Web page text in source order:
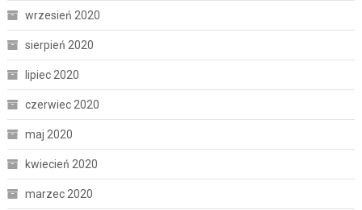
wrzesień 2020
sierpień 2020
lipiec 2020
czerwiec 2020
maj 2020
kwiecień 2020
marzec 2020